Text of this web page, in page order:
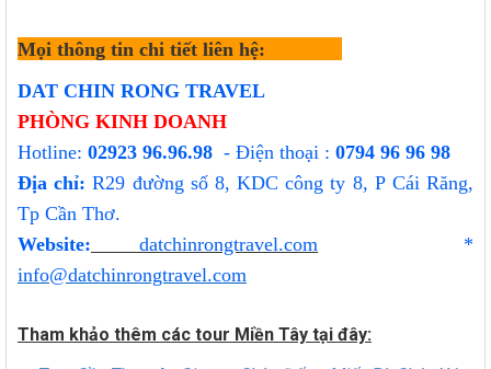
Mọi thông tin chi tiết liên hệ:
DAT CHIN RONG TRAVEL
PHÒNG KINH DOANH
Hotline: 02923 96.96.98 - Điện thoại : 0794 96 96 98
Địa chỉ: R29 đường số 8, KDC công ty 8, P Cái Răng,
Tp Cần Thơ.
Website: datchinrongtravel.com
*
info@datchinrongtravel.com
Tham khảo thêm các tour Miền Tây tại đây: